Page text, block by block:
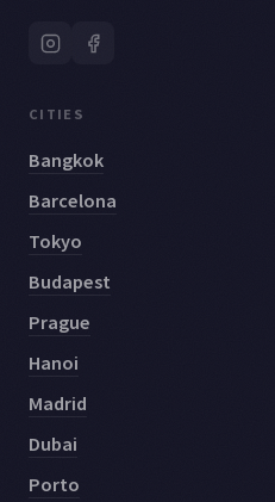
CITIES
Bangkok
Barcelona
Tokyo
Budapest
Prague
Hanoi
Madrid
Dubai
Porto